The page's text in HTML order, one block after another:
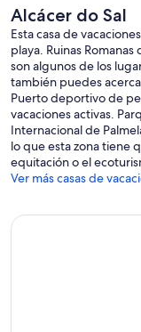
Alcácer do Sal
Esta casa de
playa. Ruinas
son algunos de los
también puedes
Puerto deportivo de
vacaciones activas.
Internacional de
lo que esta zona tiene
equitación o el
Ver más casas de